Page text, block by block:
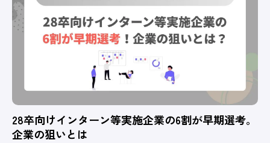
28卒向けインターン等実施企業の6割が早期選考。
企業の狙いとは